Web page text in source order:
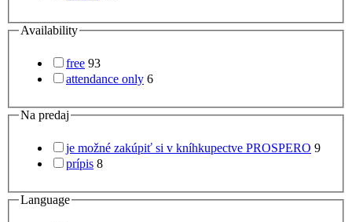
Availability
free 93
attendance only 6
Na predaj
je možné zakúpiť si v kníhkupectve PROSPERO 9
prípis 8
Language